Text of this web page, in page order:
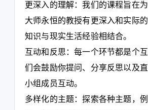
更深入的理解：我们的课程旨在
大师永恒的教授有更深入和实际
知识与现实生活经验相结合。
互动和反思：每一个环节都是个
们会鼓励你提问、分享反思以及
小组成员互动。
多样化的主题：探索各种主题，